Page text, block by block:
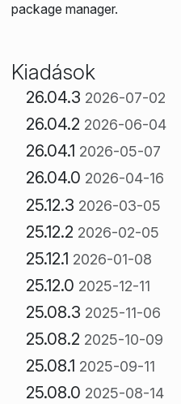
package manager.
Kiadások
26.04.3 2026-07-02
26.04.2 2026-06-04
26.04.1 2026-05-07
26.04.0 2026-04-16
25.12.3 2026-03-05
25.12.2 2026-02-05
25.12.1 2026-01-08
25.12.0 2025-12-11
25.08.3 2025-11-06
25.08.2 2025-10-09
25.08.1 2025-09-11
25.08.0 2025-08-14